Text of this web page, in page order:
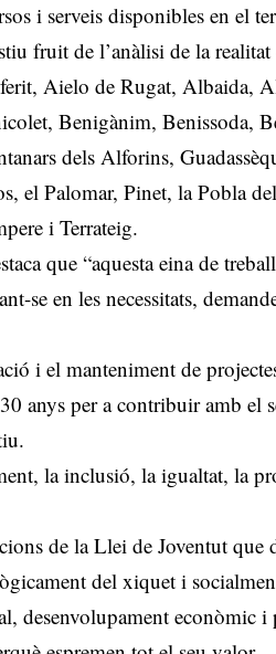
i serveis disponibles en el
fruit de l’anàlisi de la
Aielo de Rugat, Albaida,
Benigànim, Benissoda,
dels Alforins,
el Palomar, Pinet, la Pobla
i Terrateig.
que “aquesta eina de
se en les necessitats,
i el manteniment de
anys per a contribuir amb el
la inclusió, la igualtat, la
de la Llei de Joventut que
del xiquet i
desenvolupament econòmic i